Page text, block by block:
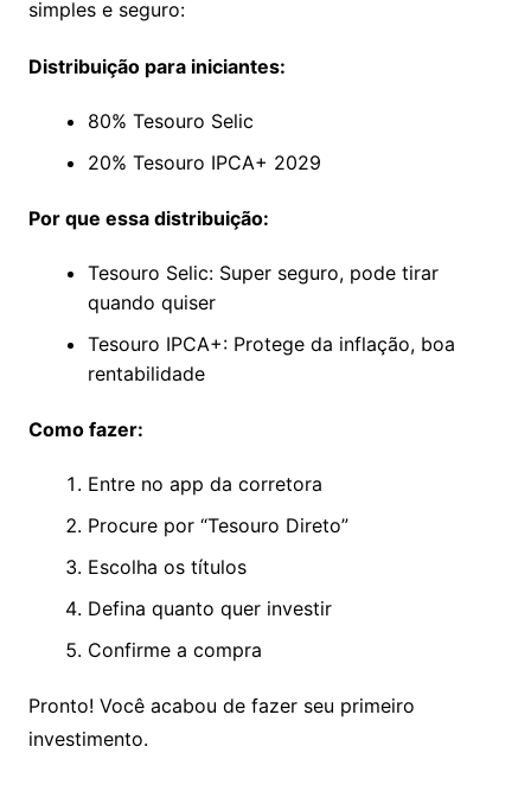
simples e seguro:
Distribuição para iniciantes:
80% Tesouro Selic
20% Tesouro IPCA+ 2029
Por que essa distribuição:
Tesouro Selic: Super seguro, pode tirar
quando quiser
Tesouro IPCA+: Protege da inflação, boa
rentabilidade
Como fazer:
Entre no app da corretora
Procure por “Tesouro Direto”
Escolha os títulos
Defina quanto quer investir
Confirme a compra
Pronto! Você acabou de fazer seu primeiro
investimento.